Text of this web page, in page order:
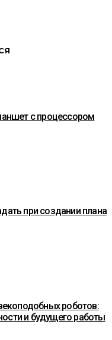
с процессором
при создании плана
роботов:
и будущего работы